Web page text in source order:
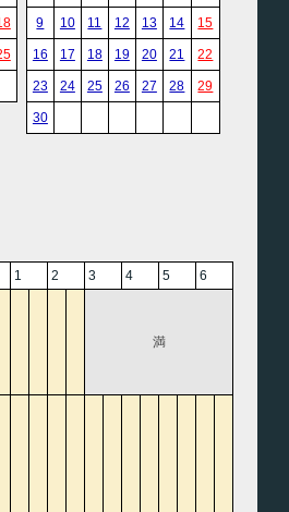
9 10 11 12 13 14 15
16 17 18 19 20 21 22
23 24 25 26 27 28 29
30
1 2 3 4 5 6
満